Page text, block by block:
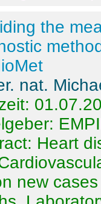
the
nat.
Heart
new